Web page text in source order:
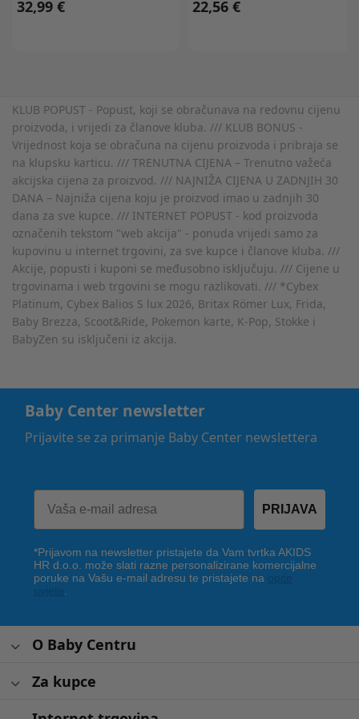
32,99 € 22,56 €
KLUB POPUST - Popust, koji se obračunava na redovnu cijenu
proizvoda, i vrijedi za članove kluba. /// KLUB BONUS -
Vrijednost koja se obračuna na cijenu proizvoda i pribraja se
na klupsku karticu. /// TRENUTNA CIJENA – Trenutno važeća
akcijska cijena za proizvod. /// NAJNIŽA CIJENA U ZADNJIH 30
DANA – Najniža cijena koju je proizvod imao u zadnjih 30
dana za sve kupce. /// INTERNET POPUST - kod proizvoda
označenih tekstom "web akcija" - ponuda vrijedi samo za
kupovinu u internet trgovini, za sve kupce i članove kluba. ///
Akcije, popusti i kuponi se međusobno isključuju. /// Cijene u
trgovinama i web trgovini se mogu razlikovati. /// *Cybex
Platinum, Cybex Balios S lux 2026, Britax Römer Lux, Frida,
Baby Brezza, Scoot&Ride, Pokemon karte, K-Pop, Stokke i
BabyZen su isključeni iz akcija.
Baby Center newsletter
Prijavite se za primanje Baby Center newslettera
PRIJAVA
*Prijavom na newsletter pristajete da Vam tvrtka AKIDS
HR d.o.o. može slati razne personalizirane komercijalne
poruke na Vašu e-mail adresu te pristajete na
O Baby Centru
Za kupce